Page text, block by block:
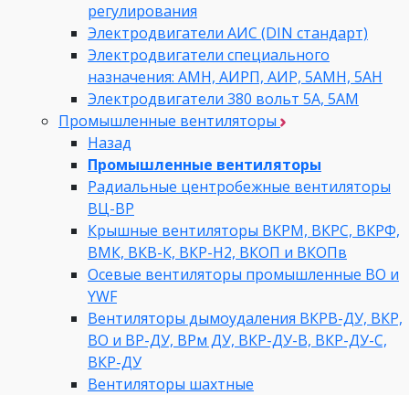
регулирования
Электродвигатели АИС (DIN стандарт)
Электродвигатели специального
назначения: АМН, АИРП, АИР, 5АМН, 5АН
Электродвигатели 380 вольт 5А, 5АМ
Промышленные вентиляторы
Назад
Промышленные вентиляторы
Радиальные центробежные вентиляторы
ВЦ-ВР
Крышные вентиляторы ВКРМ, ВКРС, ВКРФ,
ВМК, ВКВ-К, ВКР-Н2, ВКОП и ВКОПв
Осевые вентиляторы промышленные ВО и
YWF
Вентиляторы дымоудаления ВКРВ-ДУ, ВКР,
ВО и ВР-ДУ, ВРм ДУ, ВКР-ДУ-В, ВКР-ДУ-С,
ВКР-ДУ
Вентиляторы шахтные